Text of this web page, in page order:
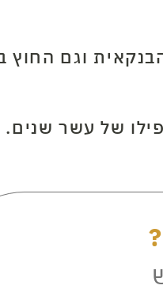
וגם החוץ
של עשר שנים.